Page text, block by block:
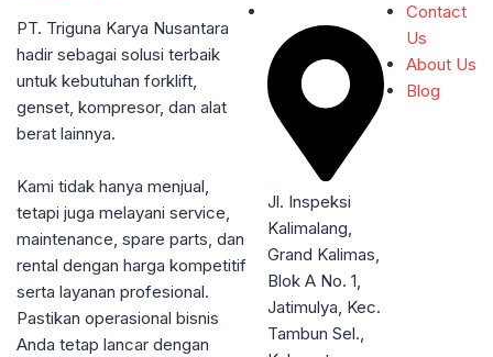
PT. Triguna Karya Nusantara
hadir sebagai solusi terbaik
untuk kebutuhan forklift,
genset, kompresor, dan alat
berat lainnya.
Kami tidak hanya menjual,
tetapi juga melayani service,
maintenance, spare parts, dan
rental dengan harga kompetitif
serta layanan profesional.
Pastikan operasional bisnis
Anda tetap lancar dengan
Jl. Inspeksi
Kalimalang,
Grand Kalimas,
Blok A No. 1,
Jatimulya, Kec.
Tambun Sel.,
Contact
Us
About Us
Blog